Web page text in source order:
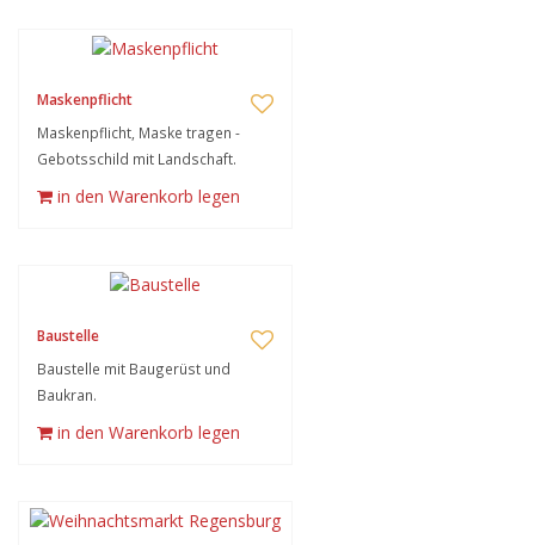
Maskenpflicht
Maskenpflicht, Maske tragen -
Gebotsschild mit Landschaft.
in den Warenkorb legen
Baustelle
Baustelle mit Baugerüst und
Baukran.
in den Warenkorb legen